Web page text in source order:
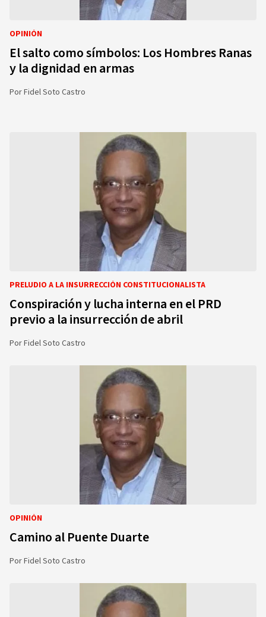
OPINIÓN
El salto como símbolos: Los Hombres Ranas
y la dignidad en armas
PorFidel Soto Castro
PRELUDIO A LA INSURRECCIÓN CONSTITUCIONALISTA
Conspiración y lucha interna en el PRD
previo a la insurrección de abril
PorFidel Soto Castro
OPINIÓN
Camino al Puente Duarte
PorFidel Soto Castro